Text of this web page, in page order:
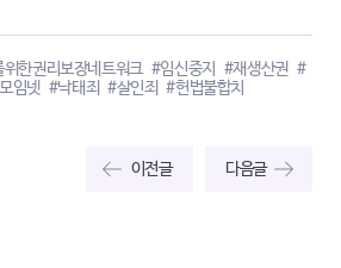
한권리보장네트워크 #임신중지 #재생산권 #
임넷 #낙태죄 #살인죄 #헌법불합치
이전글 다음글